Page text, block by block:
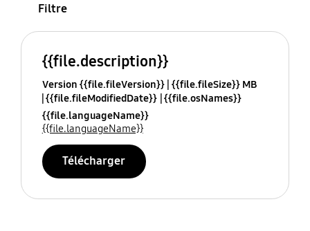
Filtre
{{file.description}}
Version {{file.fileVersion}} {{file.fileSize}} MB
{{file.fileModifiedDate}} {{file.osNames}}
{{file.languageName}}
{{file.languageName}}
Télécharger